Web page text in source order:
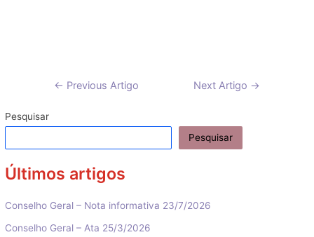
Navegação
artigos
← Previous Artigo Next Artigo →
Pesquisar
Pesquisar
Últimos artigos
Conselho Geral – Nota informativa 23/7/2026
Conselho Geral – Ata 25/3/2026